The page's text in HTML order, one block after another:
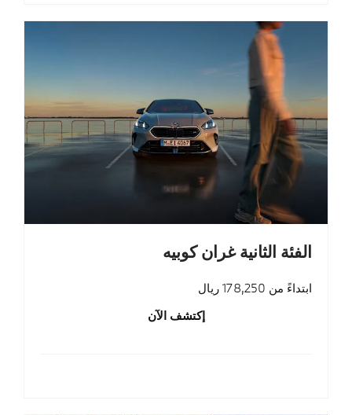
الفئة الثانية غران كوبيه
ابتداءً من 178,250 ريال
إكتشف الآن